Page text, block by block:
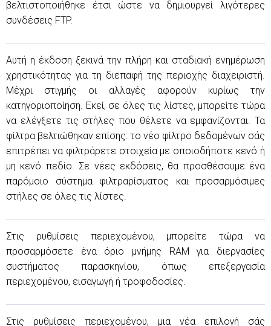
βελτιστοποιήθηκε έτσι ώστε να δημιουργεί λιγότερες
συνδέσεις FTP.
Αυτή η έκδοση ξεκινά την πλήρη και σταδιακή ενημέρωση
χρηστικότητας για τη διεπαφή της περιοχής διαχειριστή.
Μέχρι στιγμής οι αλλαγές αφορούν κυρίως την
κατηγοριοποίηση. Εκεί, σε όλες τις λίστες, μπορείτε τώρα
να ελέγξετε τις στήλες που θέλετε να εμφανίζονται. Τα
φίλτρα βελτιώθηκαν επίσης: το νέο φίλτρο δεδομένων σάς
επιτρέπει να φιλτράρετε στοιχεία με οποιοδήποτε κενό ή
μη κενό πεδίο. Σε νέες εκδόσεις, θα προσθέσουμε ένα
παρόμοιο σύστημα φιλτραρίσματος και προσαρμόσιμες
στήλες σε όλες τις λίστες.
Στις ρυθμίσεις περιεχομένου, μπορείτε τώρα να
προσαρμόσετε ένα όριο μνήμης RAM για διεργασίες
συστήματος παρασκηνίου, όπως επεξεργασία
περιεχομένου, εισαγωγή ή τροφοδοσίες.
Στις ρυθμίσεις περιεχομένου, μια νέα επιλογή σάς